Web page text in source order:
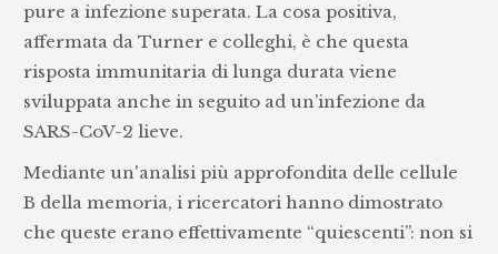
pure a infezione superata. La cosa positiva,
affermata da Turner e colleghi, è che questa
risposta immunitaria di lunga durata viene
sviluppata anche in seguito ad un’infezione da
SARS-CoV-2 lieve.
Mediante un'analisi più approfondita delle cellule
B della memoria, i ricercatori hanno dimostrato
che queste erano effettivamente “quiescenti”: non si